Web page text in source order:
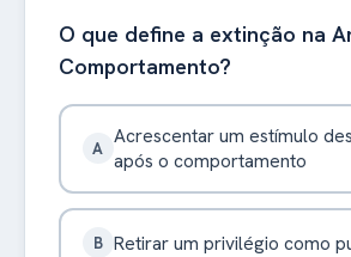
O que define a extinção na
Comportamento?
A Acrescentar um estímulo
após o comportamento
B Retirar um privilégio como